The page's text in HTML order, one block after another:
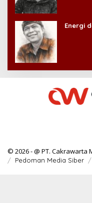
Energi
© 2026 - @ PT. Cakrawarta
Pedoman Media Siber